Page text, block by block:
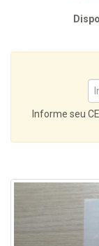
Informe seu